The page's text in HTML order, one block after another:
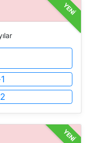
YENİ
YENİ